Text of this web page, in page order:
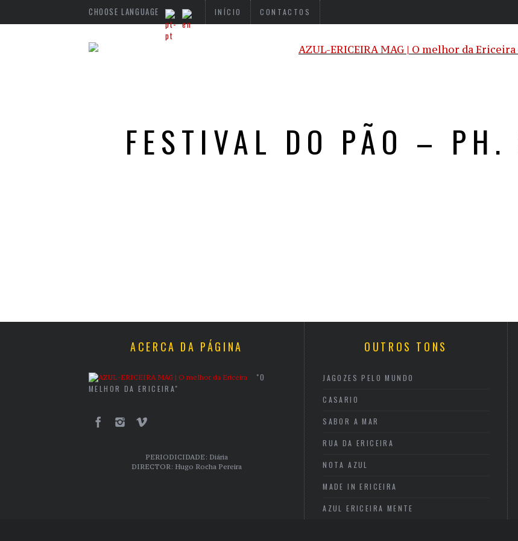
CHOOSE LANGUAGE INÍCIO CONTACTOS
FESTIVAL DO PÃO – PH.
ACERCA DA PÁGINA
"O
MELHOR DA ERICEIRA"
PERIODICIDADE: Diária
DIRECTOR: Hugo Rocha Pereira
OUTROS TONS
JAGOZES PELO MUNDO
CASARIO
SABOR A MAR
RUA DA ERICEIRA
NOTA AZUL
MADE IN ERICEIRA
AZUL ERICEIRA MENTE